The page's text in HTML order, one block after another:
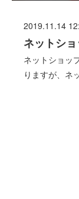
2019.11.14
ネットシ
ネットショッ
りますが、ネ